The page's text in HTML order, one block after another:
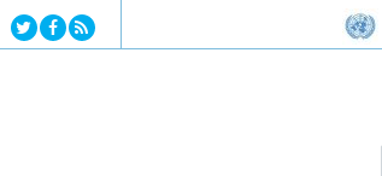
Jump to navigation